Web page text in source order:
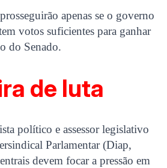
apenas se o governo
votos suficientes para ganhar
do Senado.
de luta
político e assessor legislativo
Parlamentar (Diap,
devem focar a pressão em